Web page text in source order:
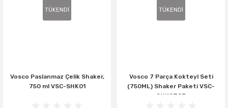
TÜKENDİ
Vosco Paslanmaz Çelik Shaker,
750 ml VSC-SHK01
TÜKENDİ
Vosco 7 Parça Kokteyl Seti
(750ML) Shaker Paketi VSC-
SHKST07